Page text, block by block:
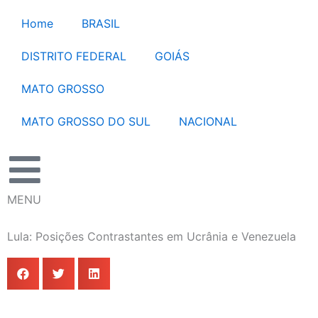
para
conteúdo
Home BRASIL
DISTRITO FEDERAL GOIÁS
MATO GROSSO
MATO GROSSO DO SUL NACIONAL
MENU
Lula: Posições Contrastantes em Ucrânia e Venezuela